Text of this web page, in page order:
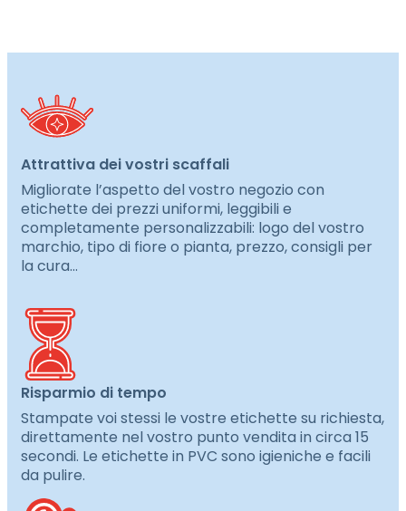
Attrattiva dei vostri scaffali
Migliorate l’aspetto del vostro negozio con
etichette dei prezzi uniformi, leggibili e
completamente personalizzabili: logo del vostro
marchio, tipo di fiore o pianta, prezzo, consigli per
la cura…
Risparmio di tempo
Stampate voi stessi le vostre etichette su richiesta,
direttamente nel vostro punto vendita in circa 15
secondi. Le etichette in PVC sono igieniche e facili
da pulire.